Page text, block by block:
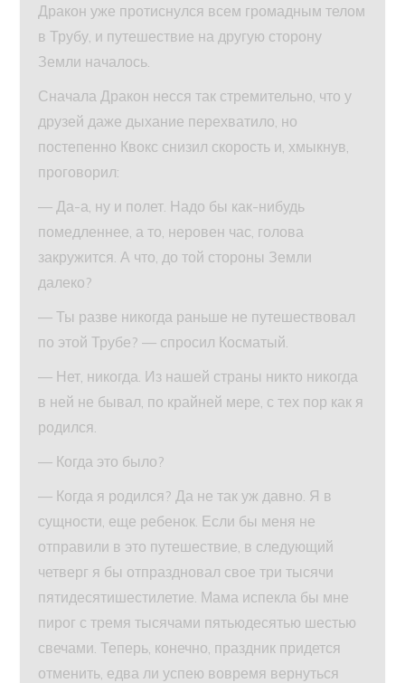
Дракон уже протиснулся всем громадным телом
в Трубу, и путешествие на другую сторону
Земли началось.
Сначала Дракон несся так стремительно, что у
друзей даже дыхание перехватило, но
постепенно Квокс снизил скорость и, хмыкнув,
проговорил:
— Да-а, ну и полет. Надо бы как-нибудь
помедленнее, а то, неровен час, голова
закружится. А что, до той стороны Земли
далеко?
— Ты разве никогда раньше не путешествовал
по этой Трубе? — спросил Косматый.
— Нет, никогда. Из нашей страны никто никогда
в ней не бывал, по крайней мере, с тех пор как я
родился.
— Когда это было?
— Когда я родился? Да не так уж давно. Я в
сущности, еще ребенок. Если бы меня не
отправили в это путешествие, в следующий
четверг я бы отпраздновал свое три тысячи
пятидесятишестилетие. Мама испекла бы мне
пирог с тремя тысячами пятьюдесятью шестью
свечами. Теперь, конечно, праздник придется
отменить, едва ли успею вовремя вернуться